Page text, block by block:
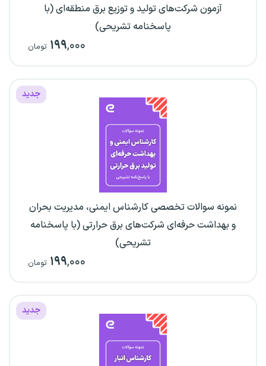
آزمون شرکت‌های تولید و توزیع برق منطقه‌ای (با
پاسخنامه تشریحی)
۱۹۹,۰۰۰ تومان
جدید
نمونه سوالات تخصصی کارشناس ایمنی، مدیریت بحران
و بهداشت حرفه‌ای شرکت‌های برق حرارتی (با پاسخنامه
تشریحی)
۱۹۹,۰۰۰ تومان
جدید